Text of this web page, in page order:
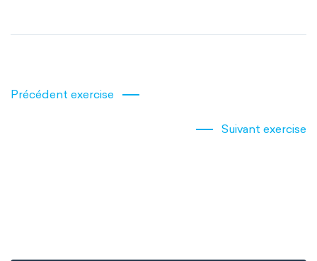
Précédent exercise
Suivant exercise